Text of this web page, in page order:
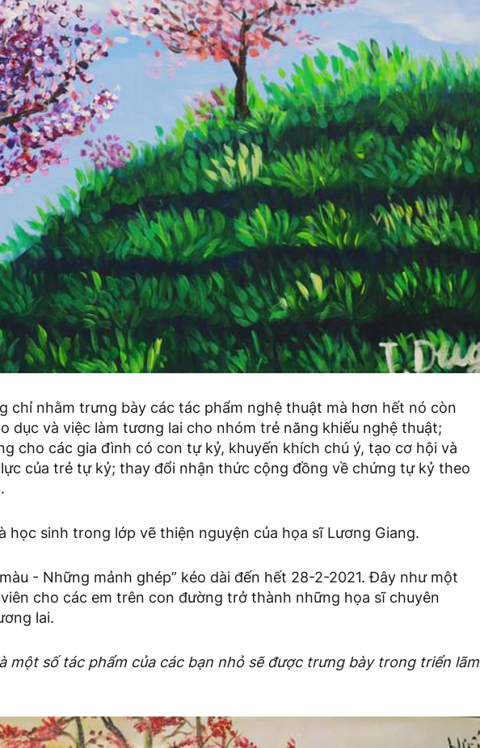
chỉ nhằm trưng bày các tác phẩm nghệ thuật mà hơn hết nó còn
dục và việc làm tương lai cho nhóm trẻ năng khiếu nghệ thuật;
cho các gia đình có con tự kỷ, khuyến khích chú ý, tạo cơ hội và
của trẻ tự kỷ; thay đổi nhận thức cộng đồng về chứng tự kỷ theo
học sinh trong lớp vẽ thiện nguyện của họa sĩ Lương Giang.
- Những mảnh ghép” kéo dài đến hết 28-2-2021. Đây như một
cho các em trên con đường trở thành những họa sĩ chuyên
lai.
một số tác phẩm của các bạn nhỏ sẽ được trưng bày trong triển lãm